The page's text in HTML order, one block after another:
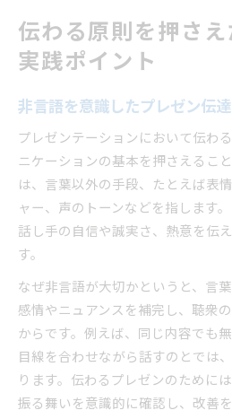
伝わる原則を押さ
実践ポイント
非言語を意識したプレゼン伝
プレゼンテーションにおいて伝わ
ニケーションの基本を押さえるこ
は、言葉以外の手段、たとえば表
ャー、声のトーンなどを指します
話し手の自信や誠実さ、熱意を伝
す。
なぜ非言語が大切かというと、言
感情やニュアンスを補完し、聴衆
からです。例えば、同じ内容でも
目線を合わせながら話すのとでは
ります。伝わるプレゼンのために
振る舞いを意識的に確認し、改善を